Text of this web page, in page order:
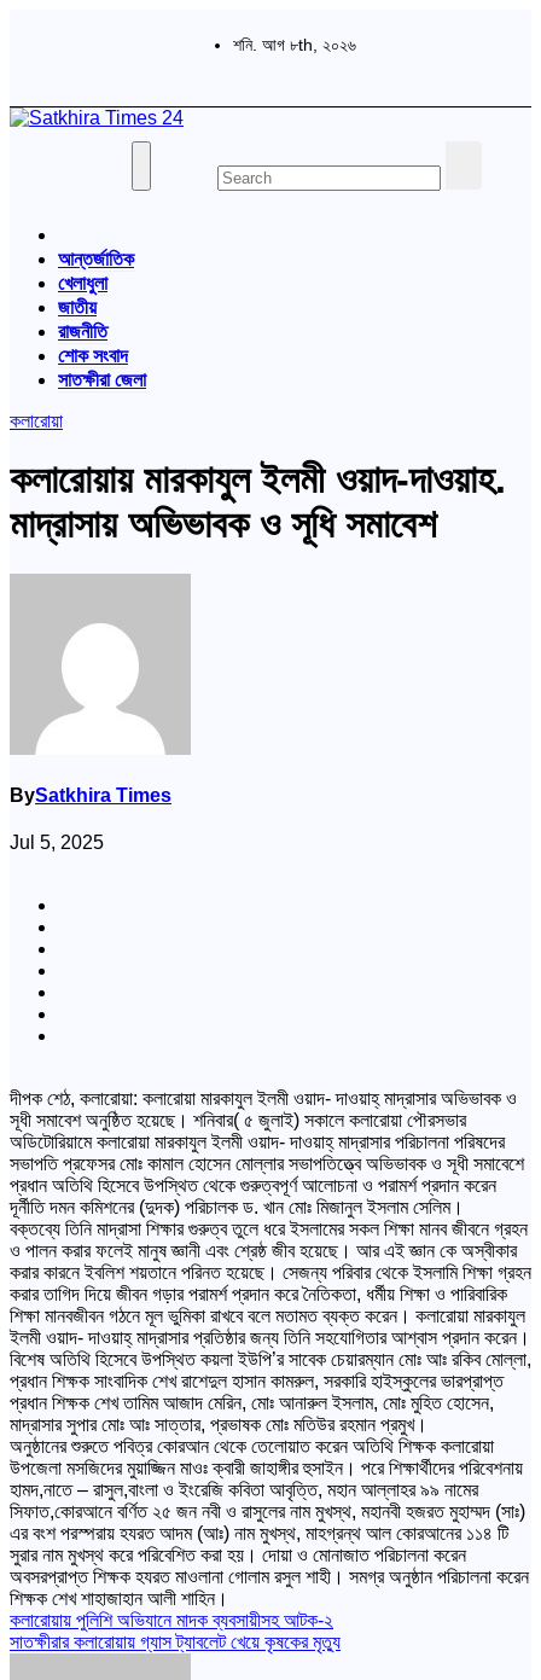
শনি. আগ ৮th, ২০২৬
Satkhira Times 24
আন্তর্জাতিক
খেলাধুলা
জাতীয়
রাজনীতি
শোক সংবাদ
সাতক্ষীরা জেলা
কলারোয়া
কলারোয়ায় মারকাযুল ইলমী ওয়াদ-দাওয়াহ.
মাদ্রাসায় অভিভাবক ও সূধি সমাবেশ
BySatkhira Times
Jul 5, 2025
দীপক শেঠ, কলারোয়া: কলারোয়া মারকাযুল ইলমী ওয়াদ- দাওয়াহ্ মাদ্রাসার অভিভাবক ও
সূধী সমাবেশ অনুষ্ঠিত হয়েছে। শনিবার( ৫ জুলাই) সকালে কলারোয়া পৌরসভার
অডিটোরিয়ামে কলারোয়া মারকাযুল ইলমী ওয়াদ- দাওয়াহ্ মাদ্রাসার পরিচালনা পরিষদের
সভাপতি প্রফেসর মোঃ কামাল হোসেন মোল্লার সভাপতিত্ত্বে অভিভাবক ও সূধী সমাবেশে
প্রধান অতিথি হিসেবে উপস্থিত থেকে গুরুত্বপূর্ণ আলোচনা ও পরামর্শ প্রদান করেন
দূর্নীতি দমন কমিশনের (দুদক) পরিচালক ড. খান মোঃ মিজানুল ইসলাম সেলিম।
বক্তব্যে তিনি মাদ্রাসা শিক্ষার গুরুত্ব তুলে ধরে ইসলামের সকল শিক্ষা মানব জীবনে গ্রহন
ও পালন করার ফলেই মানুষ জ্ঞানী এবং শ্রেষ্ঠ জীব হয়েছে। আর এই জ্ঞান কে অস্বীকার
করার কারনে ইবলিশ শয়তানে পরিনত হয়েছে। সেজন্য পরিবার থেকে ইসলামি শিক্ষা গ্রহন
করার তাগিদ দিয়ে জীবন গড়ার পরামর্শ প্রদান করে নৈতিকতা, ধর্মীয় শিক্ষা ও পারিবারিক
শিক্ষা মানবজীবন গঠনে মূল ভুমিকা রাখবে বলে মতামত ব্যক্ত করেন। কলারোয়া মারকাযুল
ইলমী ওয়াদ- দাওয়াহ্ মাদ্রাসার প্রতিষ্ঠার জন্য তিনি সহযোগিতার আশ্বাস প্রদান করেন।
বিশেষ অতিথি হিসেবে উপস্থিত কয়লা ইউপি’র সাবেক চেয়ারম্যান মোঃ আঃ রকিব মোল্লা,
প্রধান শিক্ষক সাংবাদিক শেখ রাশেদুল হাসান কামরুল, সরকারি হাইস্কুলের ভারপ্রাপ্ত
প্রধান শিক্ষক শেখ তামিম আজাদ মেরিন, মোঃ আনারুল ইসলাম, মোঃ মুহিত হোসেন,
মাদ্রাসার সুপার মোঃ আঃ সাত্তার, প্রভাষক মোঃ মতিউর রহমান প্রমুখ।
অনুষ্ঠানের শুরুতে পবিত্র কোরআন থেকে তেলোয়াত করেন অতিথি শিক্ষক কলারোয়া
উপজেলা মসজিদের মুয়াজ্জিন মাওঃ ক্বারী জাহাঙ্গীর হুসাইন। পরে শিক্ষার্থীদের পরিবেশনায়
হামদ,নাতে – রাসুল,বাংলা ও ইংরেজি কবিতা আবৃত্তি, মহান আল্লাহর ৯৯ নামের
সিফাত,কোরআনে বর্ণিত ২৫ জন নবী ও রাসুলের নাম মুখস্থ, মহানবী হজরত মুহাম্মদ (সাঃ)
এর বংশ পরস্পরায় হযরত আদম (আঃ) নাম মুখস্থ, মাহগ্রন্থ আল কোরআনের ১১৪ টি
সুরার নাম মুখস্থ করে পরিবেশিত করা হয়। দোয়া ও মোনাজাত পরিচালনা করেন
অবসরপ্রাপ্ত শিক্ষক হযরত মাওলানা গোলাম রসুল শাহী। সমগ্র অনুষ্ঠান পরিচালনা করেন
শিক্ষক শেখ শাহাজাহান আলী শাহিন।
Post
navigation
কলারোয়ায় পুলিশি অভিযানে মাদক ব্যবসায়ীসহ আটক-২
সাতক্ষীরার কলারোয়ায় গ্যাস ট্যাবলেট খেয়ে কৃষকের মৃত্যু